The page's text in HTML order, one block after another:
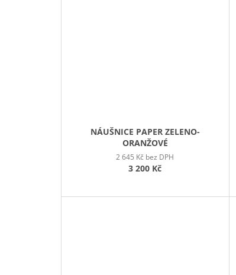
NÁUŠNICE PAPER ZELENO-
ORANŽOVÉ
2 645 Kč bez DPH
3 200 Kč